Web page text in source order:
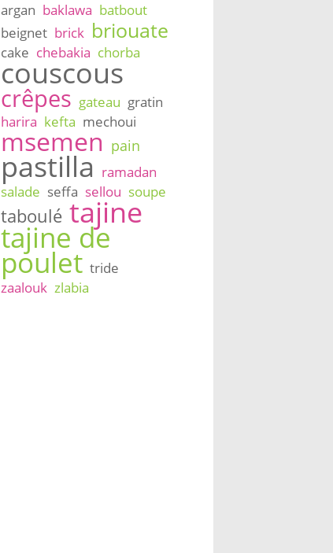
argan baklawa batbout
beignet brick briouate
cake chebakia chorba
couscous
crêpes gateau gratin
harira kefta mechoui
msemen pain
pastilla ramadan
salade seffa sellou soupe
taboulé tajine
tajine de
poulet tride
zaalouk zlabia